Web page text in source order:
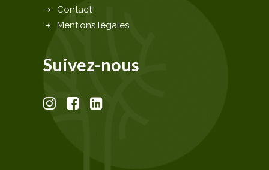
Contact
Mentions légales
Suivez-nous